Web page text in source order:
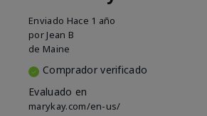
Enviado Hace 1 año
por Jean B
de Maine
Comprador verificado
Evaluado en
marykay.com/en-us/